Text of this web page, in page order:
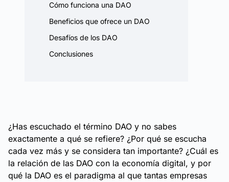
Cómo funciona una DAO
Beneficios que ofrece un DAO
Desafíos de los DAO
Conclusiones
¿Has escuchado el término DAO y no sabes
exactamente a qué se refiere? ¿Por qué se escucha
cada vez más y se considera tan importante? ¿Cuál es
la relación de las DAO con la economía digital, y por
qué la DAO es el paradigma al que tantas empresas